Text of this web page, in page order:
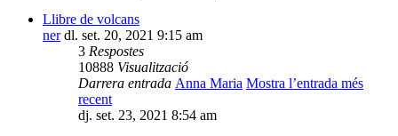
Llibre de volcans
ner dl. set. 20, 2021 9:15 am
3 Respostes
10888 Visualització
Darrera entrada Anna Maria Mostra l’entrada més
recent
dj. set. 23, 2021 8:54 am